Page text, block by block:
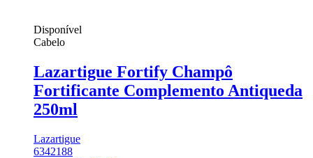
Disponível
Cabelo
Lazartigue Fortify Champô
Fortificante Complemento Antiqueda
250ml
Lazartigue
6342188